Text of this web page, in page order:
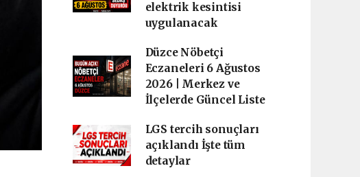
elektrik kesintisi
uygulanacak
Düzce Nöbetçi
Eczaneleri 6 Ağustos
2026 | Merkez ve
İlçelerde Güncel Liste
LGS tercih sonuçları
açıklandı İşte tüm
detaylar